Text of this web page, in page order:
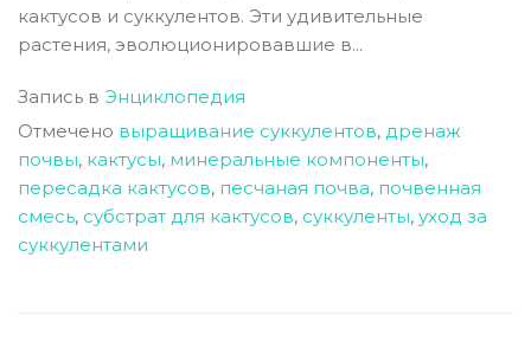
кактусов и суккулентов. Эти удивительные
растения, эволюционировавшие в...
Запись в Энциклопедия
Отмечено выращивание суккулентов, дренаж
почвы, кактусы, минеральные компоненты,
пересадка кактусов, песчаная почва, почвенная
смесь, субстрат для кактусов, суккуленты, уход за
суккулентами